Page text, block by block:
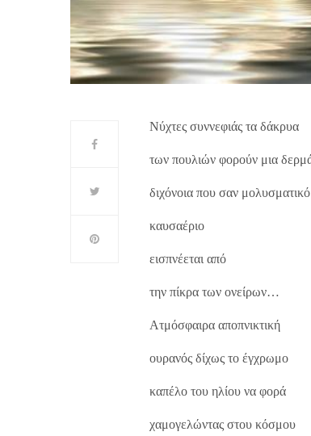
Νύχτες συννεφιάς τα δάκρυα
των πουλιών φορούν μια
διχόνοια που σαν μολυσματικό
καυσαέριο
εισπνέεται από
την πίκρα των ονείρων…
Ατμόσφαιρα αποπνικτική
ουρανός δίχως το έγχρωμο
καπέλο του ηλίου να φορά
χαμογελώντας στου κόσμου